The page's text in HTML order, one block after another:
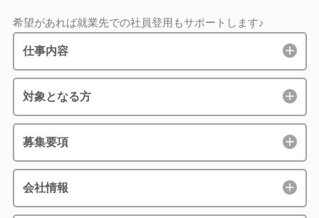
希望があれば就業先での社員登用もサポートします♪
仕事内容
対象となる方
募集要項
会社情報